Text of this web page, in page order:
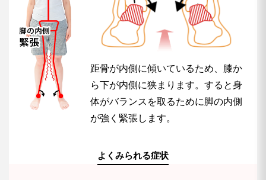
距骨が内側に傾いているため、膝か
ら下が内側に狭まります。すると身
体がバランスを取るために脚の内側
が強く緊張します。
よくみられる症状